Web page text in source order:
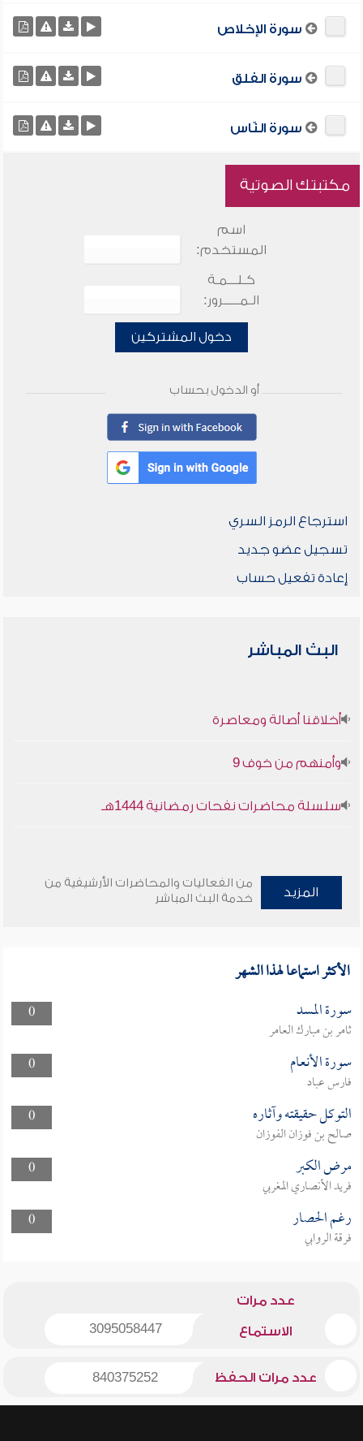
سورة الإخلاص
سورة الفلق
سورة النّاس
مكتبتك الصوتية
اسم
المستخدم:
كـلـــمـة
الـمـــــرور:
دخول المشتركين
أو الدخول بحساب
استرجاع الرمز السري
تسجيل عضو جديد
إعادة تفعيل حساب
البث المباشر
أخلاقنا أصالة ومعاصرة
وأمنهم من خوف 9
سلسلة محاضرات نفحات رمضانية 1444هـ
المزيد
من الفعاليات والمحاضرات الأرشيفية من
خدمة البث المباشر
الأكثر استماعا لهذا الشهر
0 سورة المسد
ثامر بن مبارك العامر
0
سورة الأنعام
فارس عباد
0
التوكل حقيقته وآثاره
صالح بن فوزان الفوزان
0
مرض الكبر
فريد الأنصاري المغربي
0
رغم الحصار
فرقة الروابي
عدد مرات
الاستماع 3095058447
عدد مرات الحفظ 840375252